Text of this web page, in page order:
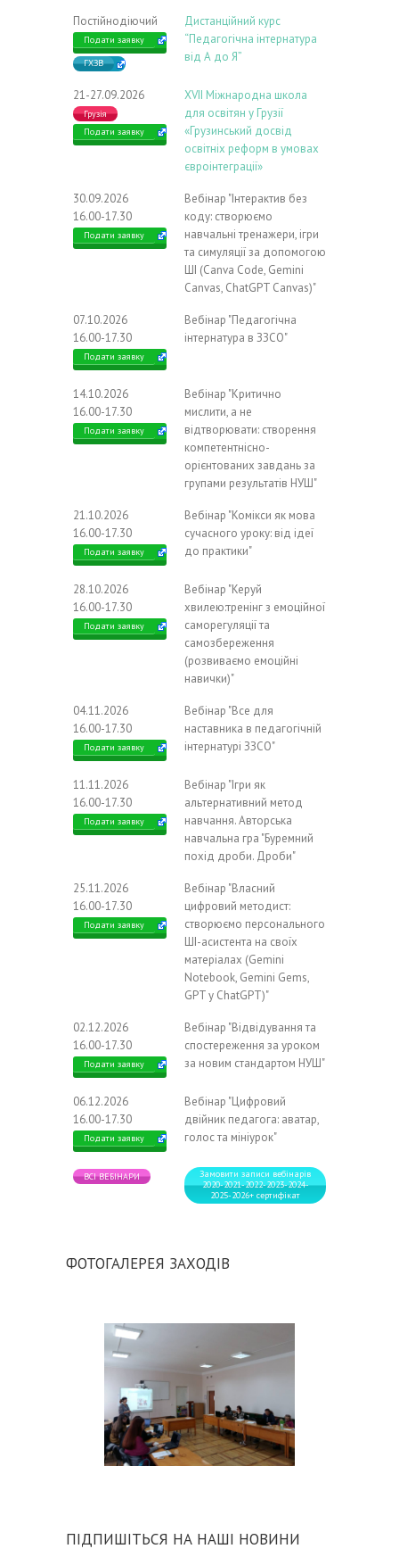
Постійнодіючий
Подати заявку
ГХЗВ
Дистанційний курс
“Педагогічна інтернатура
від А до Я”
21-27.09.2026
Грузія
Подати заявку
ХVIІ Міжнародна школа
для освітян у Грузії
«Грузинський досвід
освітніх реформ в умовах
євроінтеграції»
30.09.2026
16.00-17.30
Подати заявку
Вебінар "Інтерактив без
коду: створюємо
навчальні тренажери, ігри
та симуляції за допомогою
ШІ (Canva Code, Gemini
Canvas, ChatGPT Canvas)"
07.10.2026
16.00-17.30
Подати заявку
Вебінар "Педагогічна
інтернатура в ЗЗСО"
14.10.2026
16.00-17.30
Подати заявку
Вебінар "Критично
мислити, а не
відтворювати: створення
компетентнісно-
орієнтованих завдань за
групами результатів НУШ"
21.10.2026
16.00-17.30
Подати заявку
Вебінар "Комікси як мова
сучасного уроку: від ідеї
до практики"
28.10.2026
16.00-17.30
Подати заявку
Вебінар "Керуй
хвилею:тренінг з емоційної
саморегуляції та
самозбереження
(розвиваємо емоційні
навички)"
04.11.2026
16.00-17.30
Подати заявку
Вебінар "Все для
наставника в педагогічній
інтернатурі ЗЗСО"
11.11.2026
16.00-17.30
Подати заявку
Вебінар "Ігри як
альтернативний метод
навчання. Авторська
навчальна гра "Буремний
похід дроби. Дроби"
25.11.2026
16.00-17.30
Подати заявку
Вебінар "Власний
цифровий методист:
створюємо персонального
ШІ-асистента на своїх
матеріалах (Gemini
Notebook, Gemini Gems,
GPT у ChatGPT)"
02.12.2026
16.00-17.30
Подати заявку
Вебінар "Відвідування та
спостереження за уроком
за новим стандартом НУШ"
06.12.2026
16.00-17.30
Подати заявку
Вебінар "Цифровий
двійник педагога: аватар,
голос та мініурок"
ВСІ ВЕБІНАРИ
Замовити записи вебінарів
2020-2021-2022-2023-2024-
2025-2026+ сертифікат
ФОТОГАЛЕРЕЯ ЗАХОДІВ
ПІДПИШІТЬСЯ НА НАШІ НОВИНИ